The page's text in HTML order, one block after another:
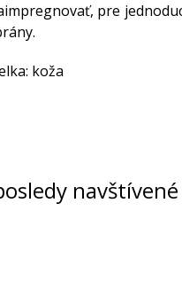
pre
koža
navštívené